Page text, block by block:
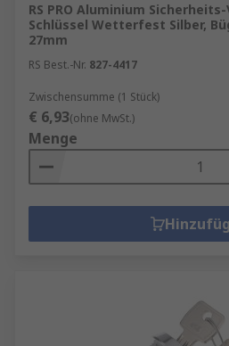
RS PRO Aluminium
Schlüssel Wetterfest Silber,
27mm
RS Best.-Nr. 827-4417
Zwischensumme (1 Stück)
€ 6,93(ohne MwSt.)
Menge